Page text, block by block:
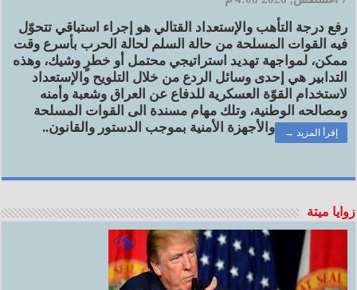
رفع درجة التأهب والإستعداد القتالي هو إجراء استباقي تتحوّل
فيه القوات المسلحة من حالة السلم لحالة الحرب بأسرع وقت
ممكن، لمواجهة تهديد استراتيجي محتمل أو خطرٍ وشيك، وهذه
التدابير هي إحدى وسائل الردع من خلال التلويح والإستعداد
لاستخدام القوّة العسكرية للدفاع عن العراق وشعبة وأمنه
ومصالحه الوطنية، وتلك مهام مسندة الى القوات المسلحة
والأجهزة الأمنية بموجب الدستور والقانون..
إقرأ المزيد →
زوايا ميتة